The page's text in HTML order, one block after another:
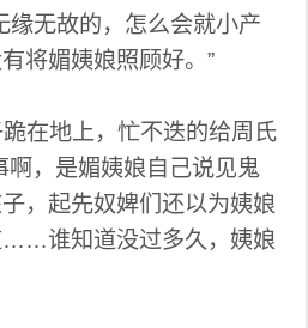
无故的，怎么会就小产
将媚姨娘照顾好。”
在地上，忙不迭的给周氏
啊，是媚姨娘自己说见鬼
，起先奴婢们还以为姨娘
……谁知道没过多久，姨娘